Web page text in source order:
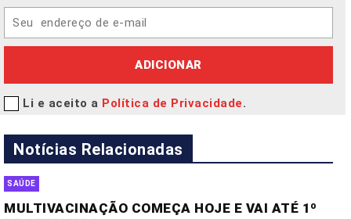
ADICIONAR
Li e aceito a Política de Privacidade.
Notícias Relacionadas
SAÚDE
MULTIVACINAÇÃO COMEÇA HOJE E VAI ATÉ 1º